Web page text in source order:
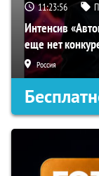
11:23:55
Интенсив
еще нет
Россия